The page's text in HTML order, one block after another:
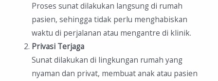
Proses sunat dilakukan langsung di rumah
pasien, sehingga tidak perlu menghabiskan
waktu di perjalanan atau mengantre di klinik.
Privasi Terjaga
Sunat dilakukan di lingkungan rumah yang
nyaman dan privat, membuat anak atau pasien